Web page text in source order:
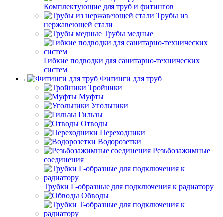
Комплектующие для труб и фитингов
Трубы из
нержавеющей стали
Трубы медные
Гибкие подводки для санитарно-технических
систем
Фитинги для труб
Тройники
Муфты
Угольники
Гильзы
Отводы
Переходники
Водорозетки
Резьбозажимные
соединения
Трубки Г-образные для подключения к радиатору
Обводы